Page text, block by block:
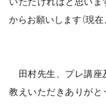
からお願いします（現在
田村先生、プレ講座
教えいただきありがと